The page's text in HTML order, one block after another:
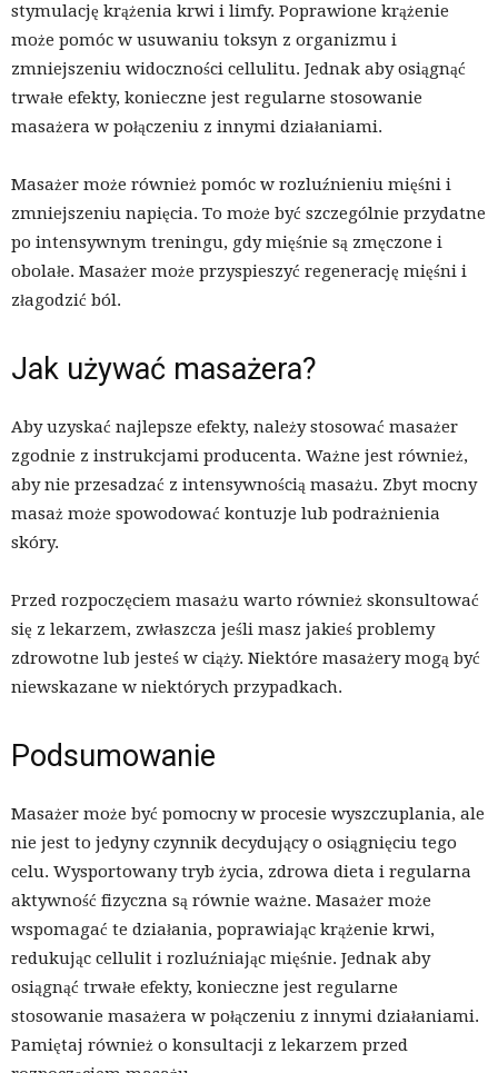
stymulację krążenia krwi i limfy. Poprawione krążenie
może pomóc w usuwaniu toksyn z organizmu i
zmniejszeniu widoczności cellulitu. Jednak aby osiągnąć
trwałe efekty, konieczne jest regularne stosowanie
masażera w połączeniu z innymi działaniami.
Masażer może również pomóc w rozluźnieniu mięśni i
zmniejszeniu napięcia. To może być szczególnie przydatne
po intensywnym treningu, gdy mięśnie są zmęczone i
obolałe. Masażer może przyspieszyć regenerację mięśni i
złagodzić ból.
Jak używać masażera?
Aby uzyskać najlepsze efekty, należy stosować masażer
zgodnie z instrukcjami producenta. Ważne jest również,
aby nie przesadzać z intensywnością masażu. Zbyt mocny
masaż może spowodować kontuzje lub podrażnienia
skóry.
Przed rozpoczęciem masażu warto również skonsultować
się z lekarzem, zwłaszcza jeśli masz jakieś problemy
zdrowotne lub jesteś w ciąży. Niektóre masażery mogą być
niewskazane w niektórych przypadkach.
Podsumowanie
Masażer może być pomocny w procesie wyszczuplania, ale
nie jest to jedyny czynnik decydujący o osiągnięciu tego
celu. Wysportowany tryb życia, zdrowa dieta i regularna
aktywność fizyczna są równie ważne. Masażer może
wspomagać te działania, poprawiając krążenie krwi,
redukując cellulit i rozluźniając mięśnie. Jednak aby
osiągnąć trwałe efekty, konieczne jest regularne
stosowanie masażera w połączeniu z innymi działaniami.
Pamiętaj również o konsultacji z lekarzem przed